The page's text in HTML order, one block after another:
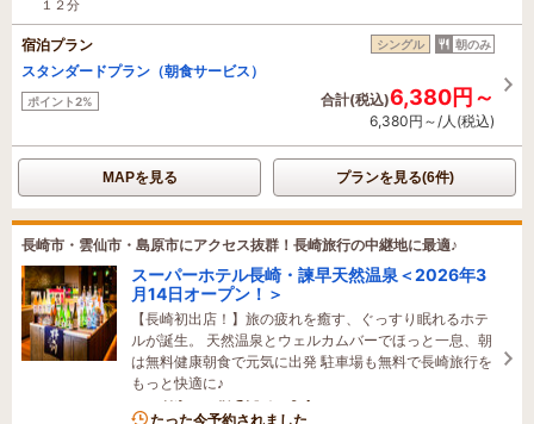
１２分
宿泊プラン シングル 朝のみ
スタンダードプラン（朝食サービス）
ポイント2% 合計(税込)6,380円～
6,380円～/人(税込)
MAPを見る プランを見る(6件)
長崎市・雲仙市・島原市にアクセス抜群！長崎旅行の中継地に最適♪
スーパーホテル長崎・諫早天然温泉＜2026年3
月14日オープン！＞
【長崎初出店！】旅の疲れを癒す、ぐっすり眠れるホテ
ルが誕生。 天然温泉とウェルカムバーでほっと一息、朝
は無料健康朝食で元気に出発 駐車場も無料で長崎旅行を
もっと快適に♪
2名がこの宿を見ています